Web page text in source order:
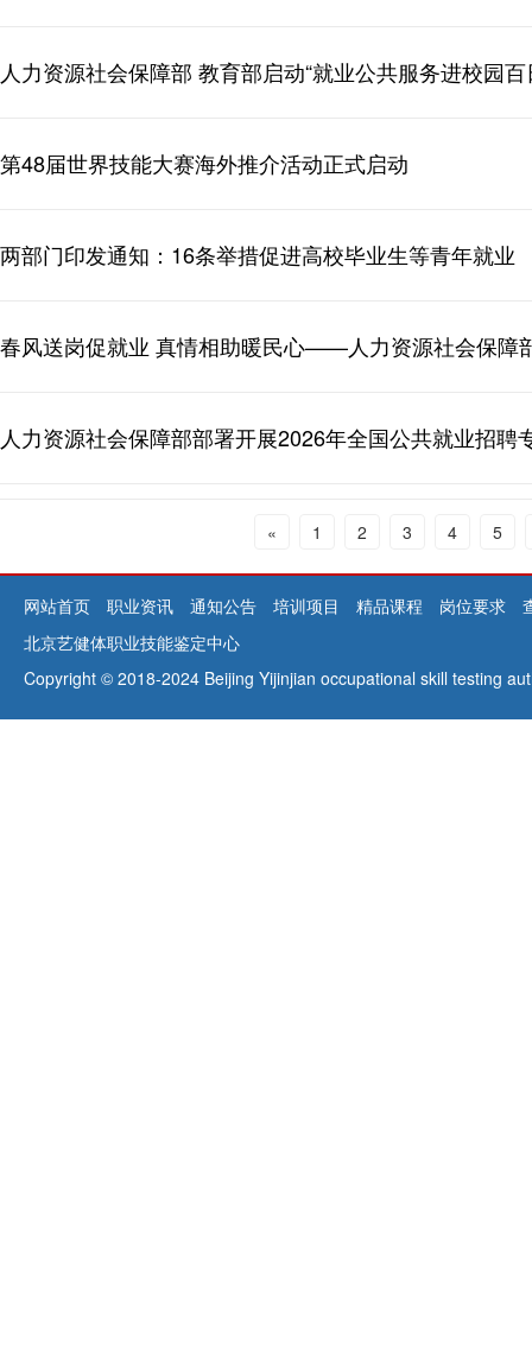
人力资源社会保障部 教育部启动“就业公共服务进校园百
第48届世界技能大赛海外推介活动正式启动
两部门印发通知：16条举措促进高校毕业生等青年就业
人力资源社会保障部部署开展2026年全国公共就业招聘
« 1 2 3 4 5
网站首页 职业资讯 通知公告 培训项目 精品课程 岗位要求
北京艺健体职业技能鉴定中心
Copyright © 2018-2024 Beijing Yijinjian occupational skill testing